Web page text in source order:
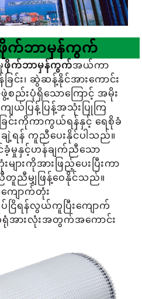
က်ဘာမှန်ကွက်
ဖိုက်ဘာမှန်ကွက်အယ်ကာ
ြင်း၊ ဆွဲဆန့်နိုင်အားကောင်း
စည်းပုံရှိသောကြောင့် အမိုး
ယ်ပြန့်ပြန့်အသုံးပြုကြ
းကိုကာကွယ်ရန်နှင့် ရေစိုခံ
ရန် ကူညီပေးနိုင်ပါသည်။
ခံ့မှုနှင့်ဟန်ချက်ညီသော
ျားကိုအားဖြည့်ပေးပြီးကာ
တူညီမျှဖြန့်ဝေနိုင်သည်။
ကျောက်တုံး
ငြိရန်လွယ်ကူပြီးကျောက်
အားလုံးအတွက်အကောင်း